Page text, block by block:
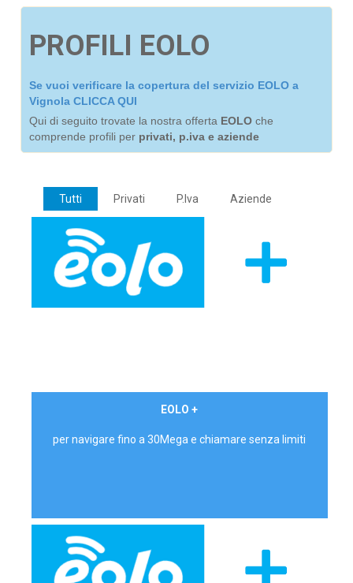
PROFILI EOLO
Se vuoi verificare la copertura del servizio EOLO a
Vignola CLICCA QUI
Qui di seguito trovate la nostra offerta EOLO che
comprende profili per privati, p.iva e aziende
Tutti Privati P.Iva Aziende
EOLO +
per navigare fino a 30Mega e chiamare senza limiti